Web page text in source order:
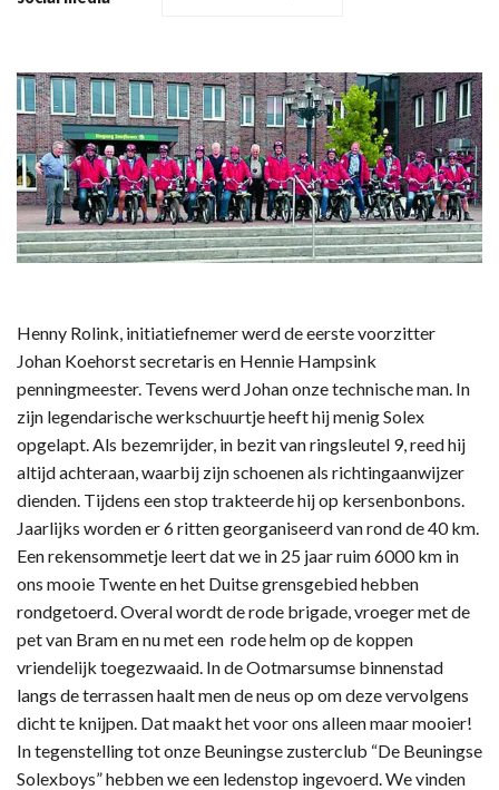
Henny Rolink, initiatiefnemer werd de eerste voorzitter
Johan Koehorst secretaris en Hennie Hampsink
penningmeester. Tevens werd Johan onze technische man. In
zijn legendarische werkschuurtje heeft hij menig Solex
opgelapt. Als bezemrijder, in bezit van ringsleutel 9, reed hij
altijd achteraan, waarbij zijn schoenen als richtingaanwijzer
dienden. Tijdens een stop trakteerde hij op kersenbonbons.
Jaarlijks worden er 6 ritten georganiseerd van rond de 40 km.
Een rekensommetje leert dat we in 25 jaar ruim 6000 km in
ons mooie Twente en het Duitse grensgebied hebben
rondgetoerd. Overal wordt de rode brigade, vroeger met de
pet van Bram en nu met een rode helm op de koppen
vriendelijk toegezwaaid. In de Ootmarsumse binnenstad
langs de terrassen haalt men de neus op om deze vervolgens
dicht te knijpen. Dat maakt het voor ons alleen maar mooier!
In tegenstelling tot onze Beuningse zusterclub “De Beuningse
Solexboys” hebben we een ledenstop ingevoerd. We vinden